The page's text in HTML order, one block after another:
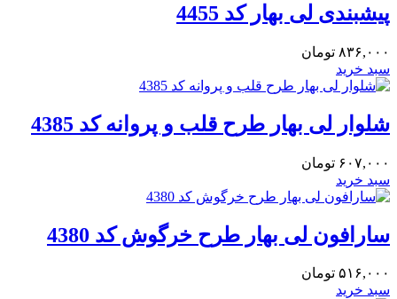
پیشبندی لی بهار کد 4455
۸۳۶,۰۰۰ تومان
سبد خرید
شلوار لی بهار طرح قلب و پروانه کد 4385
۶۰۷,۰۰۰ تومان
سبد خرید
سارافون لی بهار طرح خرگوش کد 4380
۵۱۶,۰۰۰ تومان
سبد خرید